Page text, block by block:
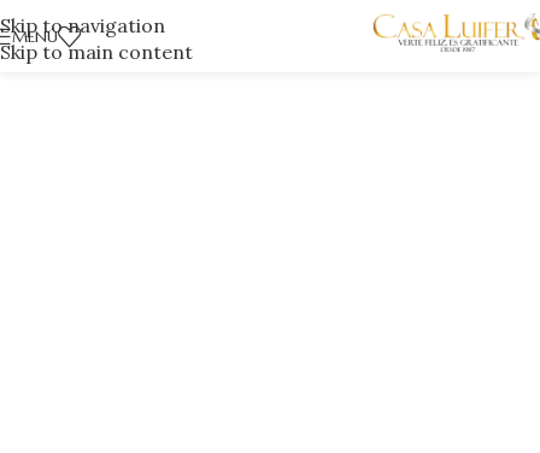
Skip to navigation
Skip to main content
MENÚ